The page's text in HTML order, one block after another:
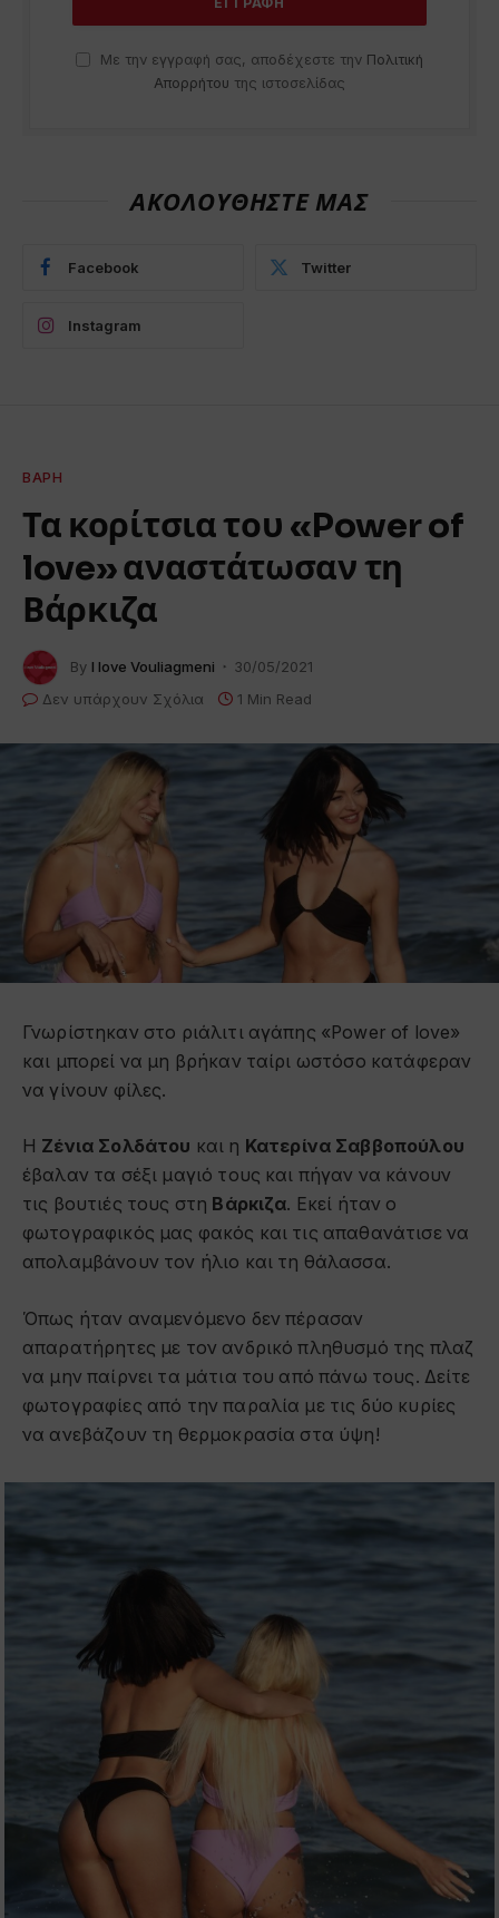
Με την εγγραφή σας, αποδέχεστε την Πολιτική
Απορρήτου της ιστοσελίδας
ΑΚΟΛΟΥΘΗΣΤΕ ΜΑΣ
Facebook Twitter
Instagram
ΒΆΡΗ
Τα κορίτσια του «Power of
love» αναστάτωσαν τη
Βάρκιζα
By I love Vouliagmeni
30/05/2021
Δεν υπάρχουν Σχόλια
1 Min Read
Γνωρίστηκαν στο ριάλιτι αγάπης «Power of love»
και μπορεί να μη βρήκαν ταίρι ωστόσο κατάφεραν
να γίνουν φίλες.
Η Ζένια Σολδάτου και η Κατερίνα Σαββοπούλου
έβαλαν τα σέξι μαγιό τους και πήγαν να κάνουν
τις βουτιές τους στη Βάρκιζα. Εκεί ήταν ο
φωτογραφικός μας φακός και τις απαθανάτισε να
απολαμβάνουν τον ήλιο και τη θάλασσα.
Όπως ήταν αναμενόμενο δεν πέρασαν
απαρατήρητες με τον ανδρικό πληθυσμό της πλαζ
να μην παίρνει τα μάτια του από πάνω τους. Δείτε
φωτογραφίες από την παραλία με τις δύο κυρίες
να ανεβάζουν τη θερμοκρασία στα ύψη!